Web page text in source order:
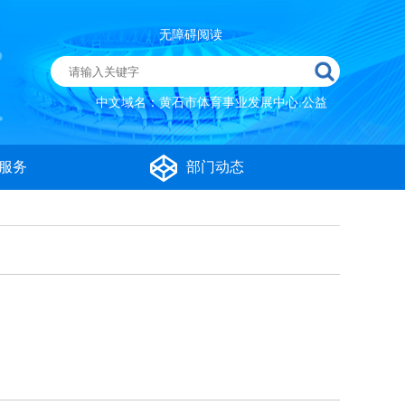
无障碍阅读
中文域名：黄石市体育事业发展中心.公益
务 部门动态